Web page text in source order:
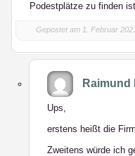
Podestplätze zu finden
Gepostet am 1. Februar
Raimund
Ups,
erstens heißt die
Zweitens würde ich